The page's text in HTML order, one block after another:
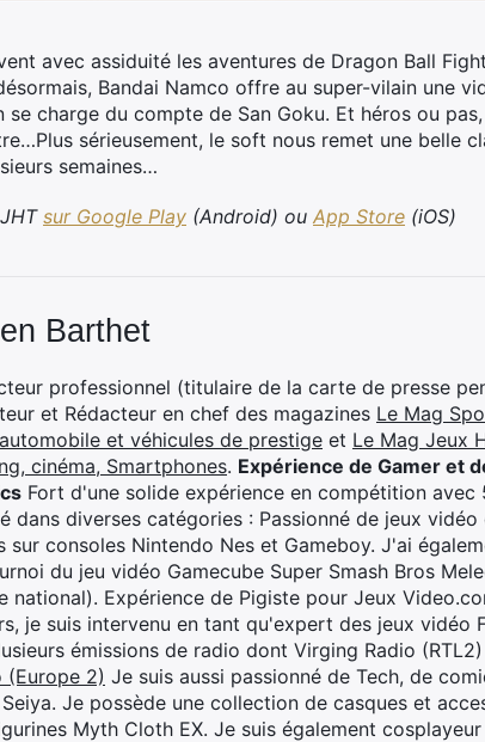
avec assiduité les aventures de Dragon Ball
Bandai Namco offre au super-vilain une
charge du compte de San Goku. Et héros ou
sérieusement, le soft nous remet une belle
semaines…
sur Google Play (Android) ou App Store (iOS)
Barthet
professionnel (titulaire de la carte de presse
et Rédacteur en chef des magazines Le Mag
et véhicules de prestige et Le Mag Jeux
cinéma, Smartphones. Expérience de Gamer et
Fort d'une solide expérience en compétition avec
dans diverses catégories : Passionné de jeux
sur consoles Nintendo Nes et Gameboy. J'ai
du jeu vidéo Gamecube Super Smash Bros
national). Expérience de Pigiste pour Jeux
je suis intervenu en tant qu'expert des jeux vidéo
émissions de radio dont Virging Radio
(Europe 2) Je suis aussi passionné de Tech, de
Je possède une collection de casques et
Myth Cloth EX. Je suis également